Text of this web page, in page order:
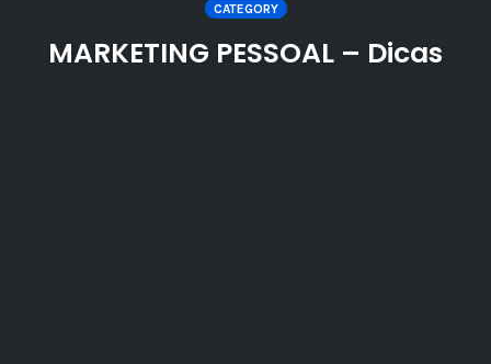
CATEGORY
MARKETING PESSOAL – Dicas